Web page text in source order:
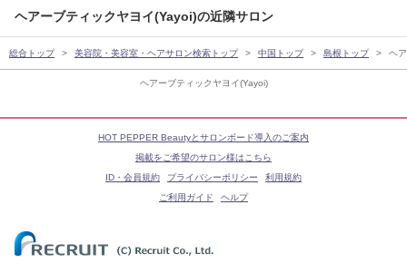
ヘアーブティックヤヨイ(Yayoi)
ヘアーブティックヤヨイ(Yayoi)の近隣サロン
総合トップ 美容院・美容室・ヘアサロン検索トップ 中国トップ 島根トップ ヘ
HOT PEPPER Beautyとサロンボード導入のご案内
掲載をご希望のサロン様はこちら
ID・会員規約
プライバシーポリシー
利用規約
ご利用ガイド
ヘルプ